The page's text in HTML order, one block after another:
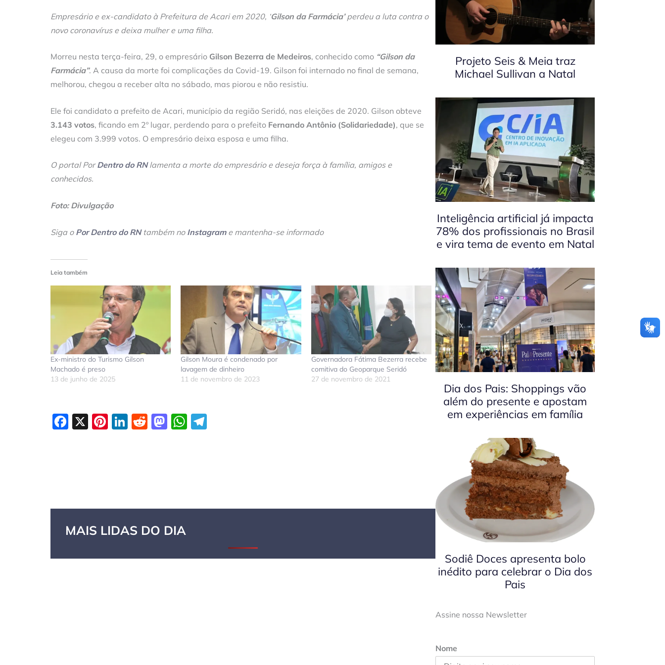
Empresário e ex-candidato à Prefeitura de Acari em 2020, ‘Gilson da Farmácia’perdeu a luta contra o
novo coronavírus e deixa mulher e uma filha.
Morreu nesta terça-feira, 29, o empresário Gilson Bezerra de Medeiros, conhecido como “Gilson da
Farmácia”. A causa da morte foi complicações da Covid-19. Gilson foi internado no final de semana,
melhorou, chegou a receber alta no sábado, mas piorou e não resistiu.
Ele foi candidato a prefeito de Acari, município da região Seridó, nas eleições de 2020. Gilson obteve
3.143 votos, ficando em 2º lugar, perdendo para o prefeito Fernando Antônio (Solidariedade), que se
elegeu com 3.999 votos. O empresário deixa esposa e uma filha.
O portal PorDentro do RNlamenta a morte do empresário e deseja força à família, amigos e
conhecidos.
Foto: Divulgação
Siga o Por Dentro do RNtambém no Instagram e mantenha-se informado
Leia também
Ex-ministro do Turismo Gilson
Machado é preso
13 de junho de 2025
Gilson Moura é condenado por
lavagem de dinheiro
11 de novembro de 2023
Governadora Fátima Bezerra recebe
comitiva do Geoparque Seridó
27 de novembro de 2021
Facebook
X Pinterest
LinkedIn
Reddit
Mastodon
WhatsApp
MAIS LIDAS DO DIA
Projeto Seis & Meia traz
Michael Sullivan a Natal
Inteligência artificial já impacta
78% dos profissionais no Brasil
e vira tema de evento em Natal
Dia dos Pais: Shoppings vão
além do presente e apostam
em experiências em família
Sodiê Doces apresenta bolo
inédito para celebrar o Dia dos
Pais
Assine nossa Newsletter
Nome